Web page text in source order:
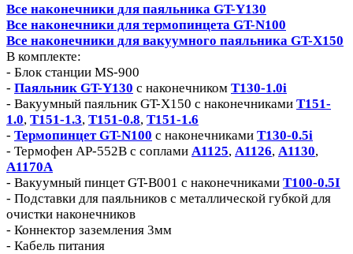
Все наконечники для паяльника GT-Y130
Все наконечники для термопинцета GT-N100
Все наконечники для вакуумного паяльника GT-X150
В комплекте:
- Блок станции MS-900
- Паяльник GT-Y130 с наконечником T130-1.0i
- Вакуумный паяльник GT-X150 с наконечниками T151-
1.0, T151-1.3, T151-0.8, T151-1.6
- Термопинцет GT-N100 с наконечниками T130-0.5i
- Термофен AP-552B с соплами A1125, A1126, A1130,
A1170A
- Вакуумный пинцет GT-B001 с наконечниками T100-0.5I
- Подставки для паяльников с металлической губкой для
очистки наконечников
- Коннектор заземления 3мм
- Кабель питания